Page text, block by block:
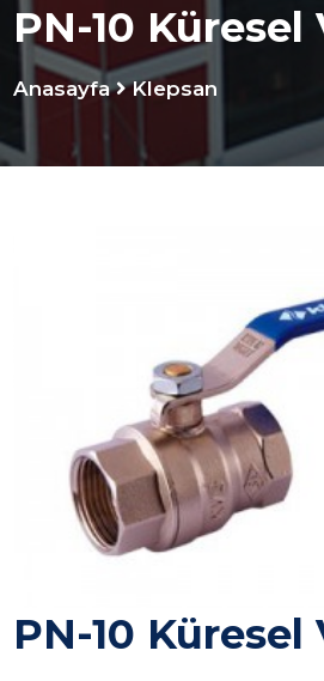
PN-10 Küresel
Anasayfa Klepsan
PN-10 Küresel